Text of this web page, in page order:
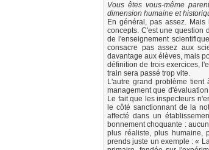
Vous êtes vous-même
dimension humaine et
En général, pas assez.
concepts. C'est une question
de l'enseignement
consacre pas assez aux
davantage aux élèves, mais
définition de trois exercices,
train sera passé trop vite.
L'autre grand problème
management que
Le fait que les inspecteurs
le côté sanctionnant de la
affecté dans un
bonnement choquante :
plus réaliste, plus humaine,
prends juste un exemple : «